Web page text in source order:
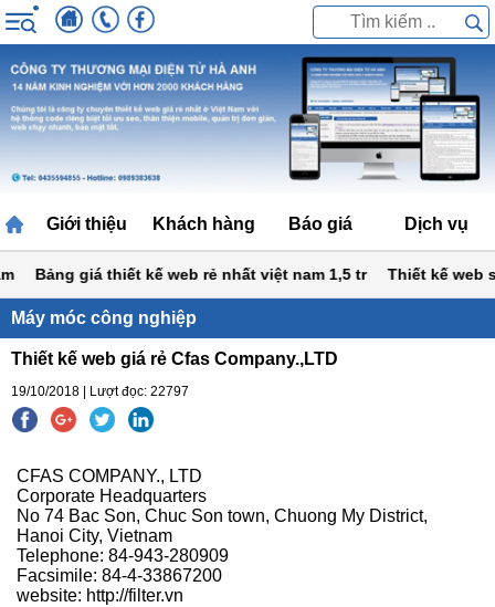
Giới thiệu Khách hàng Báo giá Dịch vụ
Bảng giá thiết kế web rẻ nhất việt nam 1,5 tr Thiết kế web
Máy móc công nghiệp
Thiết kế web giá rẻ Cfas Company.,LTD
19/10/2018 | Lượt đọc: 22797
CFAS COMPANY., LTD
Corporate Headquarters
No 74 Bac Son, Chuc Son town, Chuong My District,
Hanoi City, Vietnam
Telephone: 84-943-280909
Facsimile: 84-4-33867200
website: http://filter.vn